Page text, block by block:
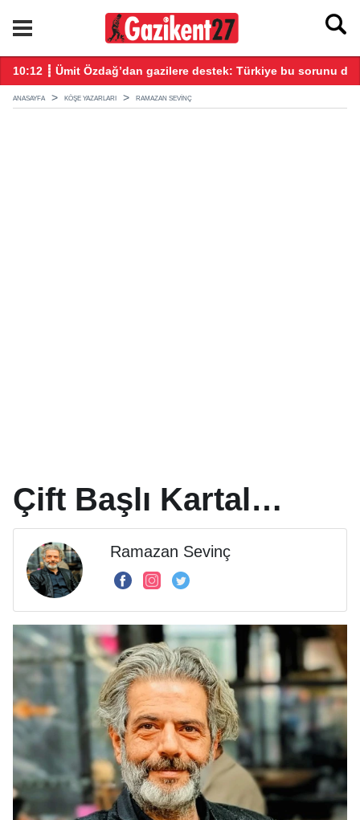
10:12 ┋ Ümit Özdağ’dan gazilere destek: Türkiye bu sorunu
ANASAYFA KÖŞE YAZARLARI RAMAZAN SEVINÇ
Çift Başlı Kartal…
Ramazan Sevinç